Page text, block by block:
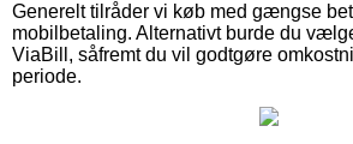
Generelt tilråder vi køb med gængse
mobilbetaling. Alternativt burde du
ViaBill, såfremt du vil godtgøre
periode.